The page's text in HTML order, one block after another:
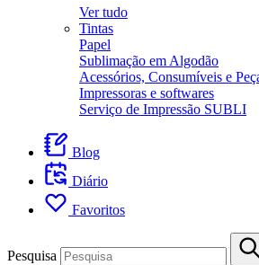
Ver tudo
Tintas
Papel
Sublimação em Algodão
Acessórios, Consumíveis e
Impressoras e softwares
Serviço de Impressão SUBLI
Blog
Diário
Favoritos
Pesquisa